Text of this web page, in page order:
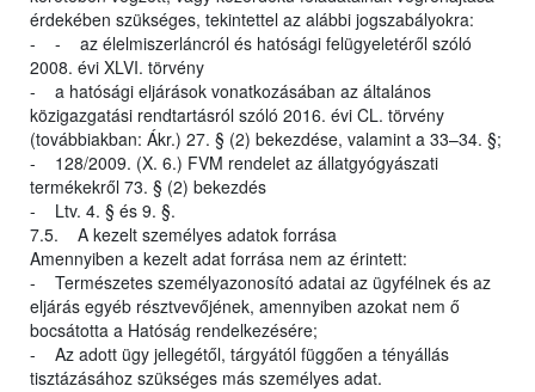
érdekében szükséges, tekintettel az alábbi jogszabályokra:
- - az élelmiszerláncról és hatósági felügyeletéről szóló
2008. évi XLVI. törvény
- a hatósági eljárások vonatkozásában az általános
közigazgatási rendtartásról szóló 2016. évi CL. törvény
(továbbiakban: Ákr.) 27. § (2) bekezdése, valamint a 33–34. §;
- 128/2009. (X. 6.) FVM rendelet az állatgyógyászati
termékekről 73. § (2) bekezdés
- Ltv. 4. § és 9. §.
7.5. A kezelt személyes adatok forrása
Amennyiben a kezelt adat forrása nem az érintett:
- Természetes személyazonosító adatai az ügyfélnek és az
eljárás egyéb résztvevőjének, amennyiben azokat nem ő
bocsátotta a Hatóság rendelkezésére;
- Az adott ügy jellegétől, tárgyától függően a tényállás
tisztázásához szükséges más személyes adat.